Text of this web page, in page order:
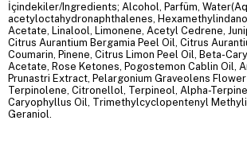
İçindekiler/Ingredients; Alcohol, Parfüm,
acetyloctahydronaphthalenes,
Acetate, Linalool, Limonene, Acetyl Cedrene,
Citrus Aurantium Bergamia Peel Oil, Citrus
Coumarin, Pinene, Citrus Limon Peel Oil, Beta-
Acetate, Rose Ketones, Pogostemon Cablin Oil,
Prunastri Extract, Pelargonium Graveolens
Terpinolene, Citronellol, Terpineol, Alpha-
Caryophyllus Oil, Trimethylcyclopentenyl
Geraniol.